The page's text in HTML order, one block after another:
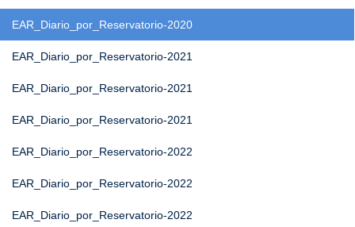
EAR_Diario_por_Reservatorio-2020
EAR_Diario_por_Reservatorio-2021
EAR_Diario_por_Reservatorio-2021
EAR_Diario_por_Reservatorio-2021
EAR_Diario_por_Reservatorio-2022
EAR_Diario_por_Reservatorio-2022
EAR_Diario_por_Reservatorio-2022